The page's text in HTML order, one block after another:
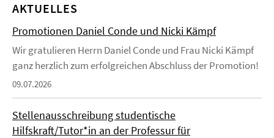
AKTUELLES
Promotionen Daniel Conde und Nicki Kämpf
Wir gratulieren Herrn Daniel Conde und Frau Nicki Kämpf
ganz herzlich zum erfolgreichen Abschluss der Promotion!
09.07.2026
Stellenausschreibung studentische
Hilfskraft/Tutor*in an der Professur für